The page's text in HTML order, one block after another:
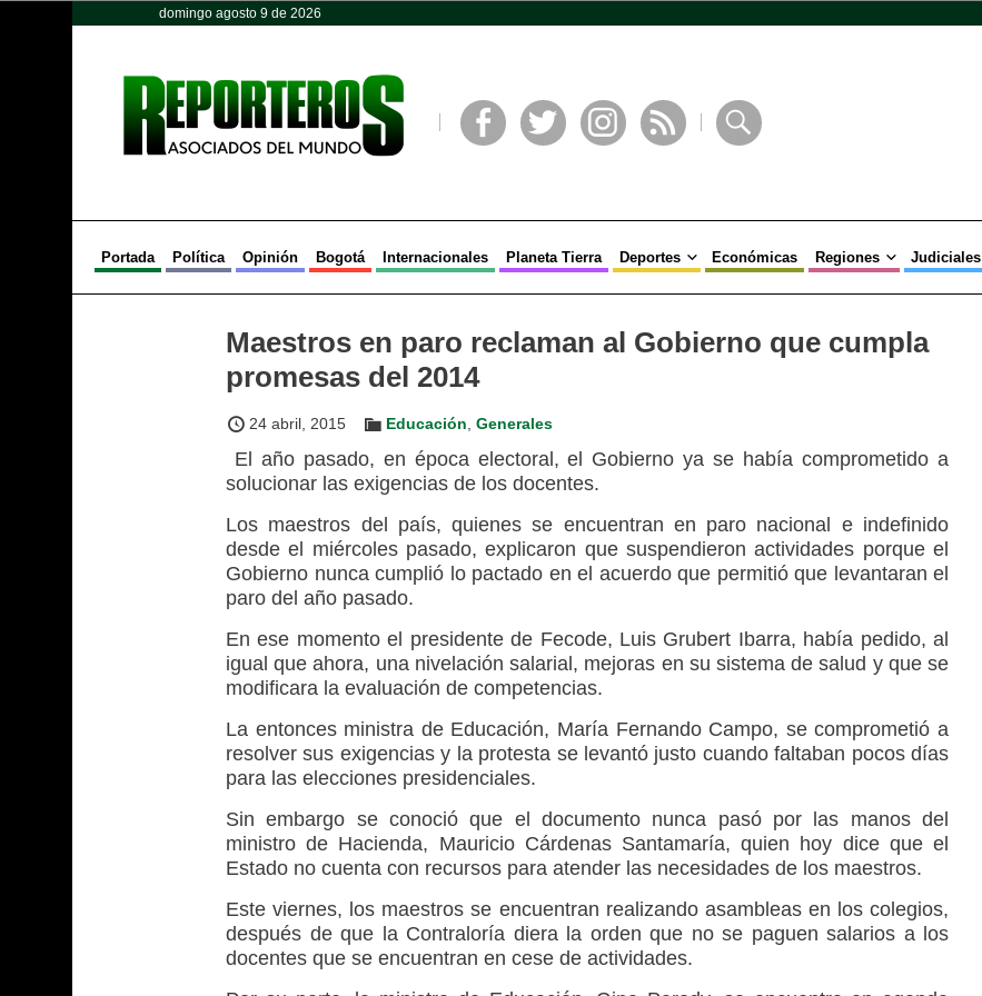
domingo agosto 9 de 2026
Portada Política Opinión Bogotá Internacionales Planeta Tierra Deportes Económicas Regiones Judiciales
Maestros en paro reclaman al Gobierno que cumpla
promesas del 2014
24 abril, 2015 Educación Generales
El año pasado, en época electoral, el Gobierno ya se había comprometido a
solucionar las exigencias de los docentes.
Los maestros del país, quienes se encuentran en paro nacional e indefinido
desde el miércoles pasado, explicaron que suspendieron actividades porque el
Gobierno nunca cumplió lo pactado en el acuerdo que permitió que levantaran el
paro del año pasado.
En ese momento el presidente de Fecode, Luis Grubert Ibarra, había pedido, al
igual que ahora, una nivelación salarial, mejoras en su sistema de salud y que se
modificara la evaluación de competencias.
La entonces ministra de Educación, María Fernando Campo, se comprometió a
resolver sus exigencias y la protesta se levantó justo cuando faltaban pocos días
para las elecciones presidenciales.
Sin embargo se conoció que el documento nunca pasó por las manos del
ministro de Hacienda, Mauricio Cárdenas Santamaría, quien hoy dice que el
Estado no cuenta con recursos para atender las necesidades de los maestros.
Este viernes, los maestros se encuentran realizando asambleas en los colegios,
después de que la Contraloría diera la orden que no se paguen salarios a los
docentes que se encuentran en cese de actividades.
Opinión Política